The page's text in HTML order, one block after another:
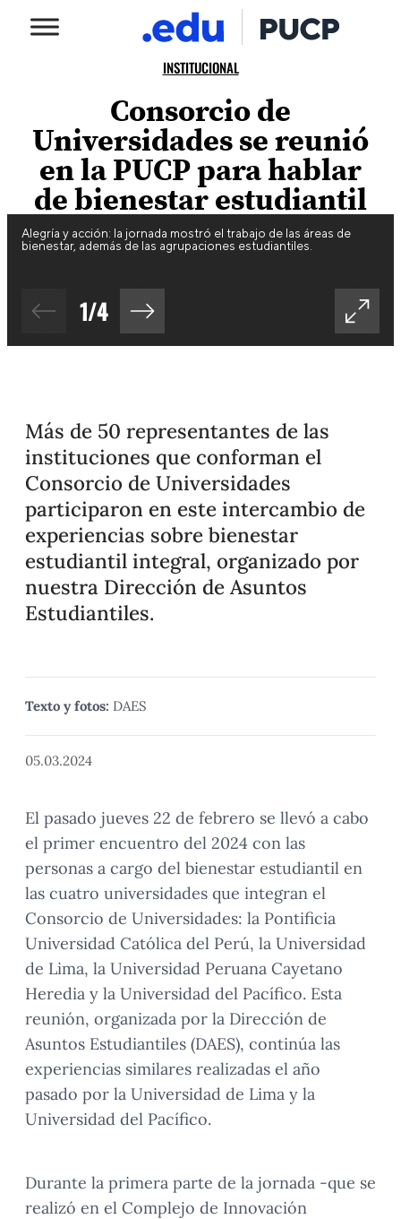
INSTITUCIONAL
Consorcio de
Universidades se reunió
en la PUCP para hablar
de bienestar estudiantil
Alegría y acción: la jornada mostró el trabajo de las áreas de
bienestar, además de las agrupaciones estudiantiles.
1/4
Más de 50 representantes de las
instituciones que conforman el
Consorcio de Universidades
participaron en este intercambio de
experiencias sobre bienestar
estudiantil integral, organizado por
nuestra Dirección de Asuntos
Estudiantiles.
Texto y fotos: DAES
05.03.2024
El pasado jueves 22 de febrero se llevó a cabo
el primer encuentro del 2024 con las
personas a cargo del bienestar estudiantil en
las cuatro universidades que integran el
Consorcio de Universidades: la Pontificia
Universidad Católica del Perú, la Universidad
de Lima, la Universidad Peruana Cayetano
Heredia y la Universidad del Pacífico. Esta
reunión, organizada por la Dirección de
Asuntos Estudiantiles (DAES), continúa las
experiencias similares realizadas el año
pasado por la Universidad de Lima y la
Universidad del Pacífico.
Durante la primera parte de la jornada -que se
realizó en el Complejo de Innovación